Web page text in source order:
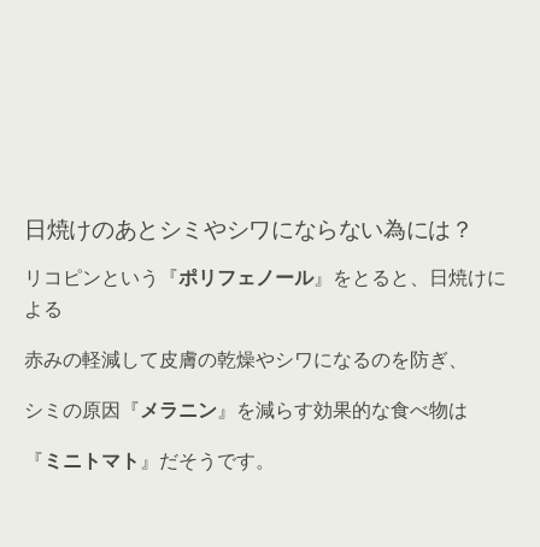
日焼けのあとシミやシワにならない為には？
リコピンという『ポリフェノール』をとると、日焼けに
よる
赤みの軽減して皮膚の乾燥やシワになるのを防ぎ、
シミの原因『メラニン』を減らす効果的な食べ物は
『ミニトマト 』だそうです。